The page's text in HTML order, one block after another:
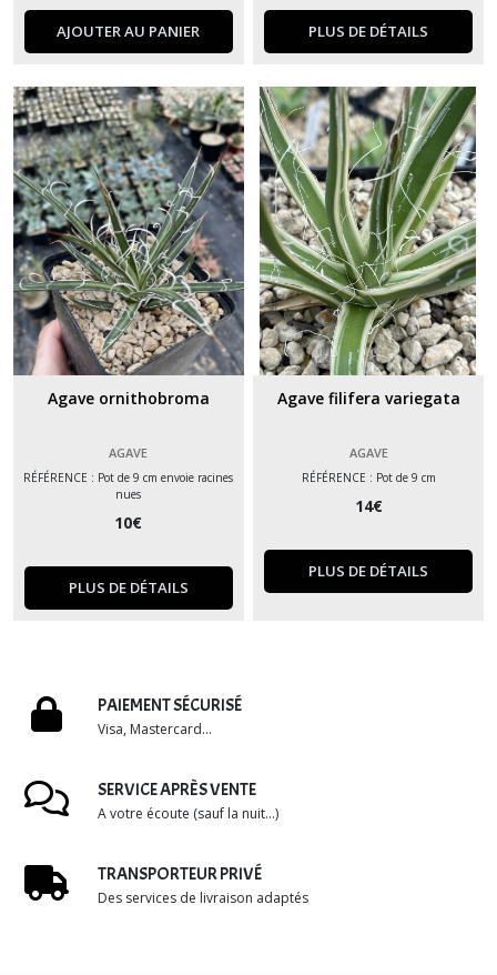
AJOUTER AU PANIER PLUS DE DÉTAILS
Agave ornithobroma
AGAVE
RÉFÉRENCE : Pot de 9 cm envoie racines
nues
10€
PLUS DE DÉTAILS
Agave filifera variegata
AGAVE
RÉFÉRENCE : Pot de 9 cm
14€
PLUS DE DÉTAILS
PAIEMENT SÉCURISÉ
Visa, Mastercard...
SERVICE APRÈS VENTE
A votre écoute (sauf la nuit...)
TRANSPORTEUR PRIVÉ
Des services de livraison adaptés